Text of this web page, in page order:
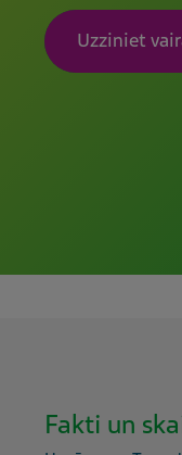
Uzziniet
Fakti un